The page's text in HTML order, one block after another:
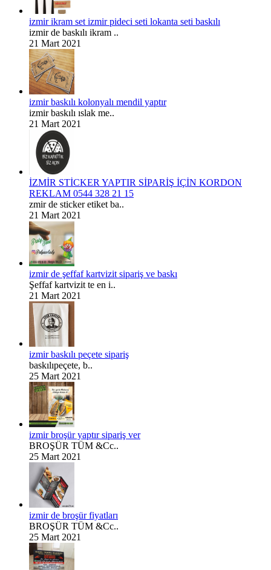
izmir ikram set izmir pideci seti lokanta seti baskılı
izmir de baskılı ikram ..
21 Mart 2021
izmir baskılı kolonyalı mendil yaptır
izmir baskılı ıslak me..
21 Mart 2021
İZMİR STİCKER YAPTIR SİPARİŞ İÇİN KORDON
REKLAM 0544 328 21 15
zmir de sticker etiket ba..
21 Mart 2021
izmir de şeffaf kartvizit sipariş ve baskı
Şeffaf kartvizit te en i..
21 Mart 2021
izmir baskılı peçete sipariş
baskılıpeçete, b..
25 Mart 2021
izmir broşür yaptır sipariş ver
BROŞÜR TÜM &Cc..
25 Mart 2021
izmir de broşür fiyatları
BROŞÜR TÜM &Cc..
25 Mart 2021